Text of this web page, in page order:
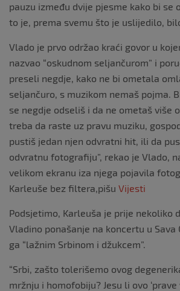
pauzu između dvije pjesme kako bi se
to je, prema svemu što je uslijedilo,
Vlado je prvo održao kraći govor u
nazvao “oskudnom seljančurom” i
preseli negdje, kako ne bi ometala
seljančuro, s muzikom nemaš pojma.
se negdje odseliš i da ne ometaš više
treba da raste uz pravu muziku,
pustiš jedan njen odvratni hit, ili da
odvratnu fotografiju”, rekao je Vlado,
velikom ekranu iza njega pojavila
Karleuše bez filtera,pišu Vijesti
Podsjetimo, Karleuša je prije nekoliko
Vladino ponašanje na koncertu u Sava
ga “lažnim Srbinom i džukcem”.
“Srbi, zašto tolerišemo ovog
mržnju i homofobiju? Jesu li ovo ‘prave